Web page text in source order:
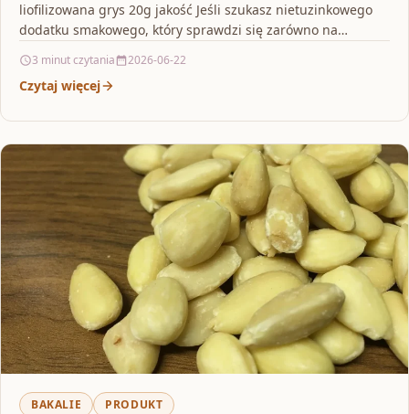
liofilizowana grys 20g jakość Jeśli szukasz nietuzinkowego
dodatku smakowego, który sprawdzi się zarówno na…
3 minut czytania 2026-06-22
Czytaj więcej
BAKALIE PRODUKT